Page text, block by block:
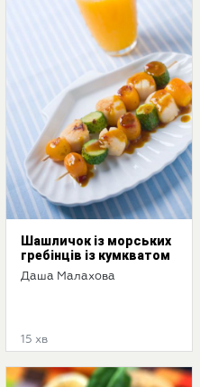
Шашличок із морських
гребінців із кумкватом
Даша Малахова
15 хв